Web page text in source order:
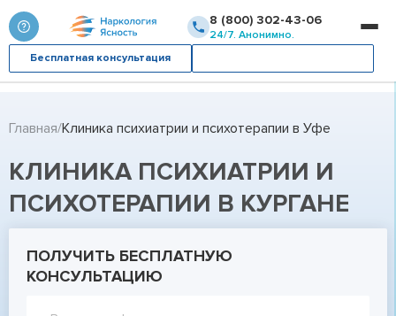
8 (800) 302-43-06
24/7. Анонимно.
Бесплатная консультация
Главная Клиника психиатрии и психотерапии в Уфе
КЛИНИКА ПСИХИАТРИИ И
ПСИХОТЕРАПИИ В КУРГАНЕ
ПОЛУЧИТЬ БЕСПЛАТНУЮ
КОНСУЛЬТАЦИЮ